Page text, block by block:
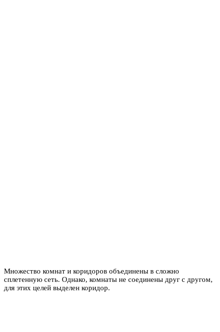
Множество комнат и коридоров объединены в сложно
сплетенную сеть. Однако, комнаты не соединены друг с другом,
для этих целей выделен коридор.